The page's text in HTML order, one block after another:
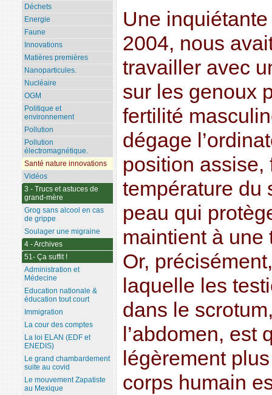
Une
2004, nous
travailler avec
sur les genoux
fertilité
dégage
position assise,
température du
peau qui
maintient à une
Or,
laquelle les
dans le
l’abdomen, est
légèrement
corps humain
Déchets
Energie
Faune
Innovations
Matières premières
Nanoparticules.
Nucléaire
OGM
Politique et
environnement
Pollution
Pollution
électromagnétique.
Santé nature innovations
Vidéos
3 - Trucs et astuces de
grand-mère
Grog sans alcool en cas
de grippe
Soulager une migraine
4 - Archives
51- Ça suffit !
Administration et
Médecine
Education nationale &
éducation tout court
Immigration
La cour des comptes
La loi ELAN (EDF et
ENEDIS)
Le grand chambardement
suite au covid
Le mouvement Zapatiste
au Mexique